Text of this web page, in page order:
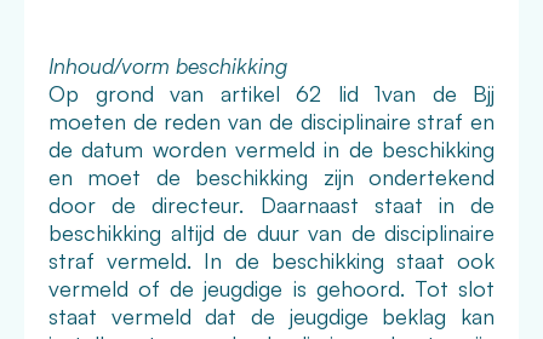
Inhoud/vorm beschikking
Op grond van artikel 62 lid 1van de Bjj
moeten de reden van de disciplinaire straf en
de datum worden vermeld in de beschikking
en moet de beschikking zijn ondertekend
door de directeur. Daarnaast staat in de
beschikking altijd de duur van de disciplinaire
straf vermeld. In de beschikking staat ook
vermeld of de jeugdige is gehoord. Tot slot
staat vermeld dat de jeugdige beklag kan